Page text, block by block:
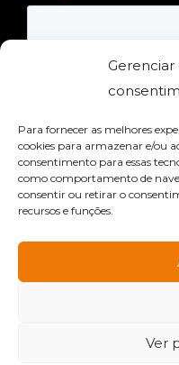
Gerenciar
Para fornecer as melhores
cookies para armazenar e/ou
consentimento para essas
como comportamento de
consentir ou retirar o
recursos e funções.
Ver
LUMINACRIL